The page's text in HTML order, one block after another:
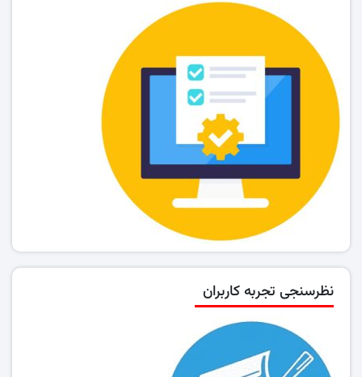
نظرسنجی تجربه کاربران